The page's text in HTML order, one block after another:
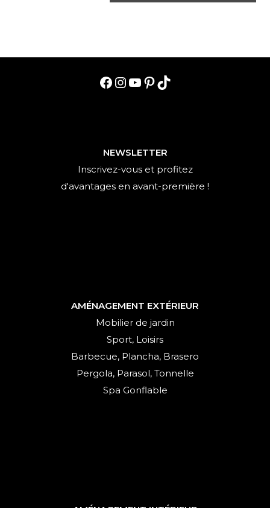
Facebook
Instagram
YouTube
Pinterest
TikTok
NEWSLETTER
Inscrivez-vous et profitez
d'avantages en avant-première !
AMÉNAGEMENT EXTÉRIEUR
Mobilier de jardin
Sport, Loisirs
Barbecue, Plancha, Brasero
Pergola, Parasol, Tonnelle
Spa Gonflable